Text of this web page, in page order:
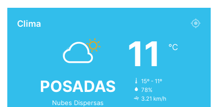
Clima
POSADAS
Nubes Dispersas
11 ℃
15º - 11º
78%
3.21 km/h